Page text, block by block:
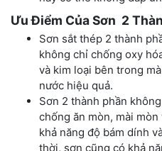
Ưu Điểm Của Sơn 2
Sơn sắt thép 2 thành
không chỉ chống oxy
và kim loại bên trong
nước hiệu quả.
Sơn 2 thành phần
chống ăn mòn, mài
khả năng độ bám dính
thời, sơn cũng có khả